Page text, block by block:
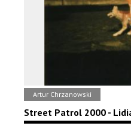
Artur Chrzanowski
Street Patrol 2000 -